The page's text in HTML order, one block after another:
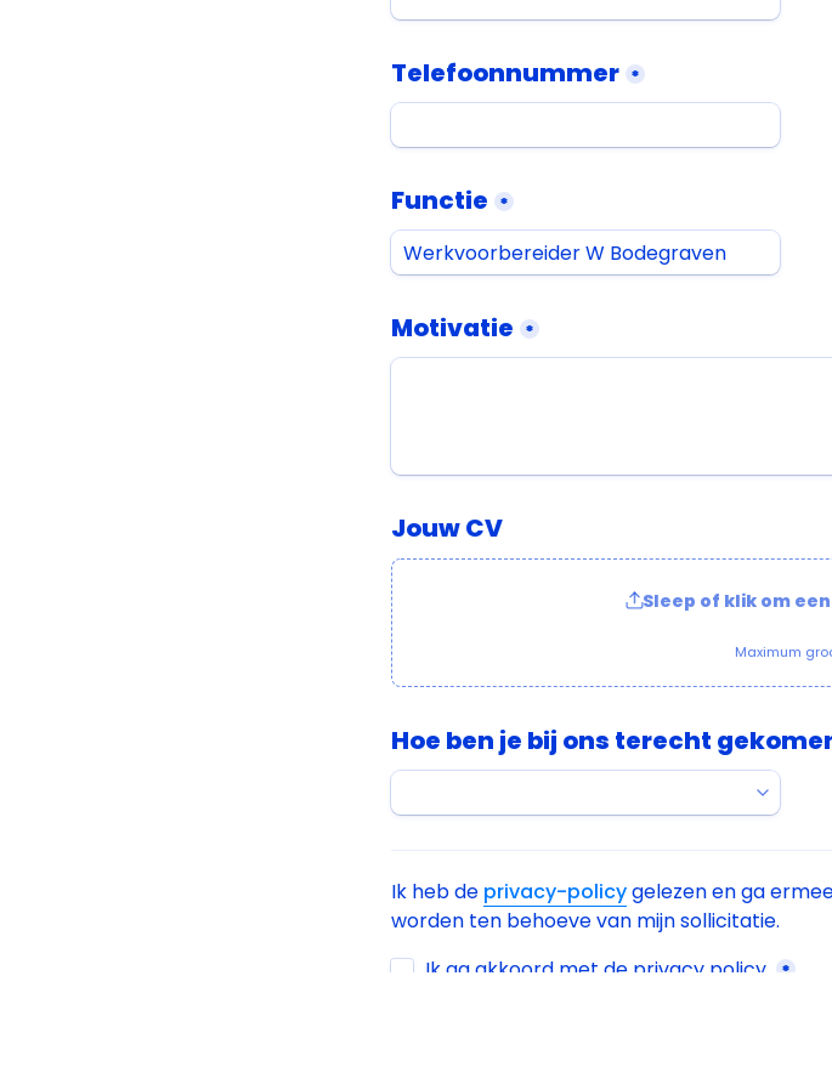
Telefoonnummer *
Functie *
Motivatie *
Jouw CV
Sleep of klik om
Maximum
Hoe ben je bij ons terecht
Ik heb de privacy-policy gelezen en ga
worden ten behoeve van mijn sollicitatie.
Untitled checkboxes field
Ik ga akkoord met de privacy policy. *